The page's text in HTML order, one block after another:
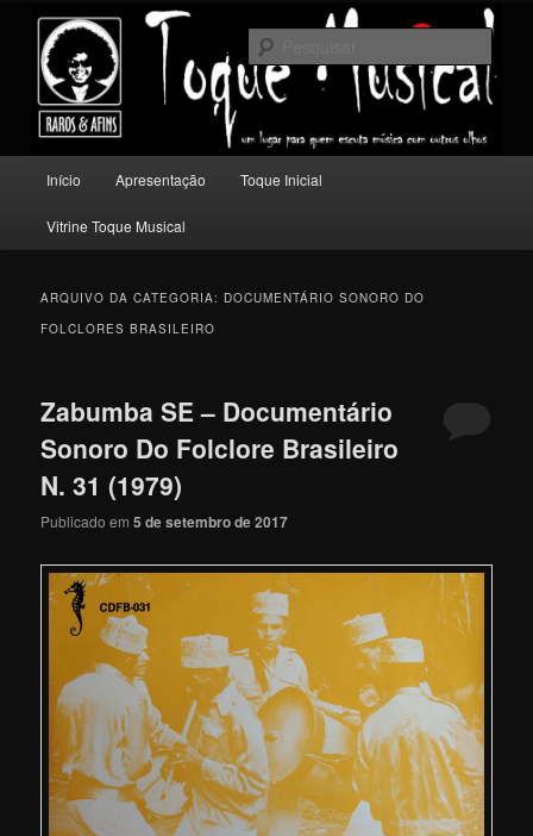
conteúdo
principal
conteúdo
secundário
Toque Musical
Um lugar para quem escuta música com outros olhos.
principal
Início Apresentação Toque Inicial
Vitrine Toque Musical
ARQUIVO DA CATEGORIA: DOCUMENTÁRIO SONORO DO
FOLCLORES BRASILEIRO
Zabumba SE – Documentário
Sonoro Do Folclore Brasileiro
N. 31 (1979)
Publicado em5 de setembro de 2017